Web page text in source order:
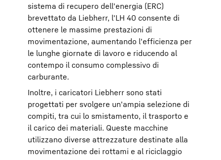
sistema di recupero dell'energia (ERC)
brevettato da Liebherr, l'LH 40 consente di
ottenere le massime prestazioni di
movimentazione, aumentando l'efficienza per
le lunghe giornate di lavoro e riducendo al
contempo il consumo complessivo di
carburante.
Inoltre, i caricatori Liebherr sono stati
progettati per svolgere un'ampia selezione di
compiti, tra cui lo smistamento, il trasporto e
il carico dei materiali. Queste macchine
utilizzano diverse attrezzature destinate alla
movimentazione dei rottami e al riciclaggio